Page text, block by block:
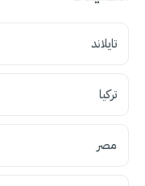
تايلاند
تركيا
مصر